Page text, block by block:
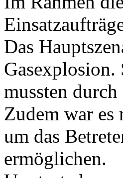
Das
Gasexplosion.
mussten
Zudem war es
um das
ermöglichen.